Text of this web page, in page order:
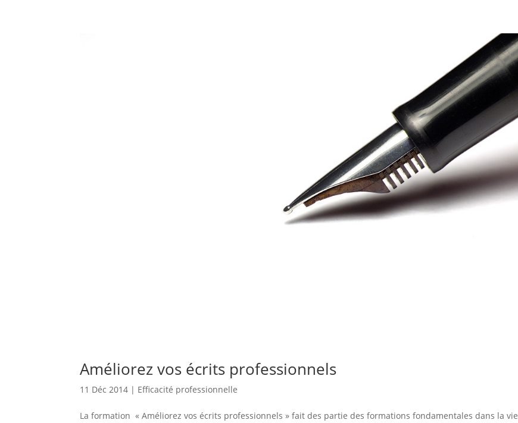
Améliorez vos écrits professionnels
11 Déc 2014 | Efficacité professionnelle
La formation « Améliorez vos écrits professionnels » fait des partie des formations fondamentales dans la vie